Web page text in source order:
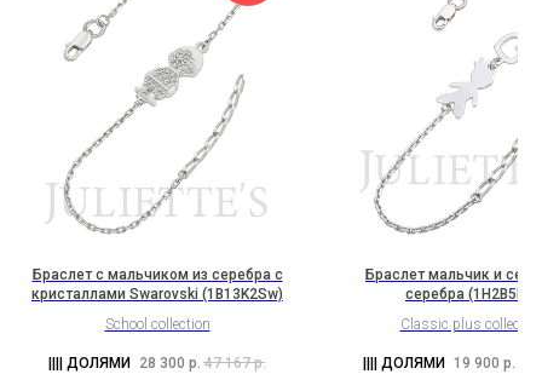
Браслет с мальчиком из серебра с
кристаллами Swarovski (1B13K2Sw)
School collection
28 300 р. 47 167 р.
Браслет мальчик и
серебра (1H2B5K2)
Classic plus
19 900 р.